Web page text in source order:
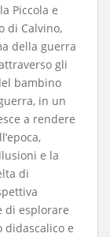
Piccola e
di Calvino,
della guerra
gli
bambino
in un
a rendere
e la
di
di esplorare
didascalico e